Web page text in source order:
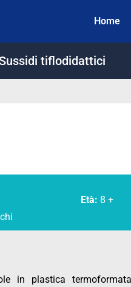
Home
tiflodidattici
Età: 8 +
in plastica